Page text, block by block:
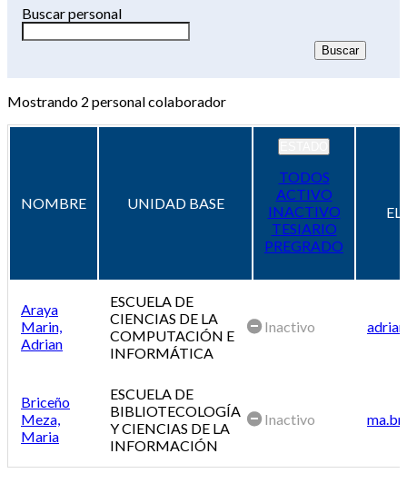
Buscar personal
Mostrando 2 personal colaborador
NOMBRE UNIDAD BASE
TODOS
ACTIVO
INACTIVO
TESIARIO
PREGRADO
Araya
Marin,
Adrian
ESCUELA DE
CIENCIAS DE LA
COMPUTACIÓN E
INFORMÁTICA
Inactivo
Briceño
Meza,
Maria
ESCUELA DE
BIBLIOTECOLOGÍA
Y CIENCIAS DE LA
INFORMACIÓN
Inactivo